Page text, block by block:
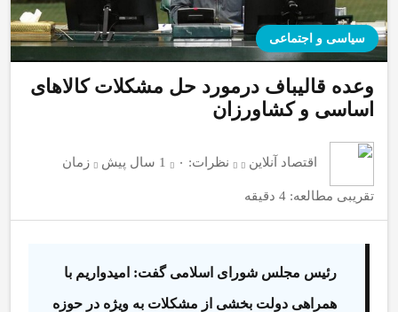
سیاسی و اجتماعی
وعده قالیباف درمورد حل مشکلات کالا‌های
اساسی و کشاورزان
اقتصاد آنلاین نظرات: ۰ 1 سال پیش زمان
تقریبی مطالعه: 4 دقیقه
رئیس مجلس شورای اسلامی گفت: امیدواریم با
همراهی دولت بخشی از مشکلات به ویژه در حوزه